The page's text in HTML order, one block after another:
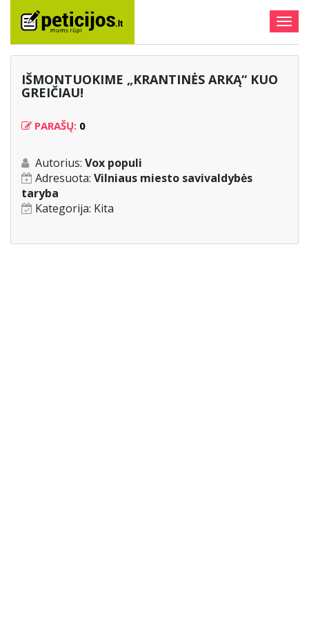
IŠMONTUOKIME „KRANTINĖS ARKĄ“ KUO
GREIČIAU!
PARAŠŲ: 0
Autorius: Vox populi
Adresuota: Vilniaus miesto savivaldybės
taryba
Kategorija: Kita